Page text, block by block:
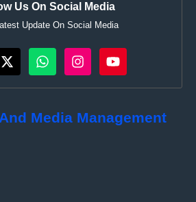
Us On Social Media
Update On Social Media
Media Management